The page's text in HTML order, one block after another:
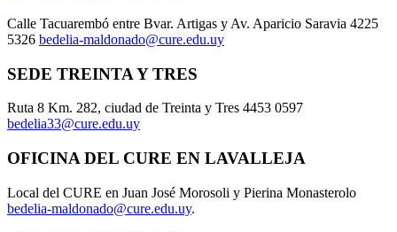
Calle Tacuarembó entre Bvar. Artigas y Av. Aparicio Saravia 4225
5326 bedelia-maldonado@cure.edu.uy
SEDE TREINTA Y TRES
Ruta 8 Km. 282, ciudad de Treinta y Tres 4453 0597
bedelia33@cure.edu.uy
OFICINA DEL CURE EN LAVALLEJA
Local del CURE en Juan José Morosoli y Pierina Monasterolo
bedelia-maldonado@cure.edu.uy.